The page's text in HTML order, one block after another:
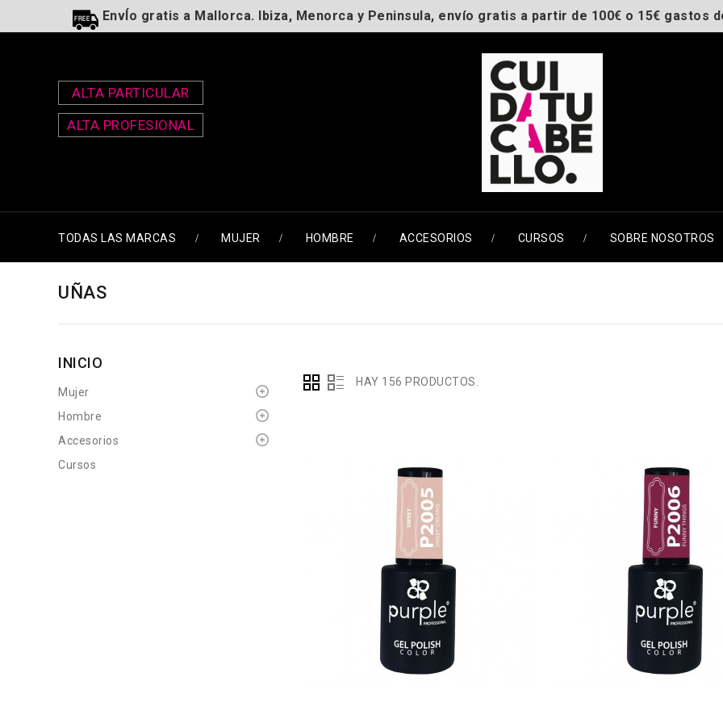
EnvÍo gratis a Mallorca. Ibiza, Menorca y Peninsula, envío gratis a partir de 100€ o 15€ gastos
ALTA PARTICULAR
ALTA PROFESIONAL
TODAS LAS MARCAS MUJER HOMBRE ACCESORIOS CURSOS SOBRE NOSOTROS
UÑAS
INICIO
Mujer
Hombre
Accesorios
Cursos
HAY 156 PRODUCTOS.